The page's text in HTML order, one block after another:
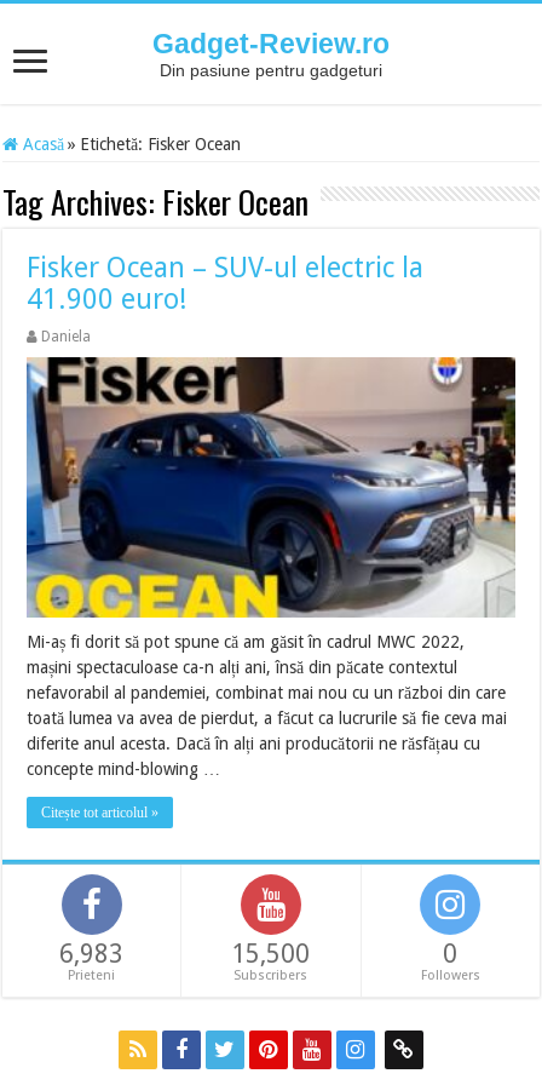
Gadget-Review.ro
Din pasiune pentru gadgeturi
Acasă » Etichetă: Fisker Ocean
Tag Archives: Fisker Ocean
Fisker Ocean – SUV-ul electric la
41.900 euro!
Daniela
Mi-aș fi dorit să pot spune că am găsit în cadrul MWC 2022,
mașini spectaculoase ca-n alți ani, însă din păcate contextul
nefavorabil al pandemiei, combinat mai nou cu un război din care
toată lumea va avea de pierdut, a făcut ca lucrurile să fie ceva mai
diferite anul acesta. Dacă în alți ani producătorii ne răsfățau cu
concepte mind-blowing …
Citește tot articolul »
6,983
Prieteni
15,500
Subscribers
0
Followers